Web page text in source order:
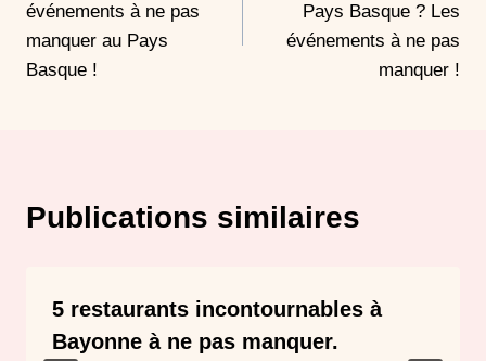
l’article
événements à ne pas
manquer au Pays
Basque !
Pays Basque ? Les
événements à ne pas
manquer !
Publications similaires
5 restaurants incontournables à
Bayonne à ne pas manquer.